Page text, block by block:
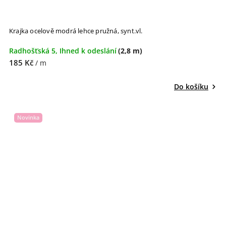
Krajka ocelově modrá lehce pružná, synt.vl.
Radhošťská 5, Ihned k odeslání(2,8 m)
185 Kč / m
Do košíku
Novinka